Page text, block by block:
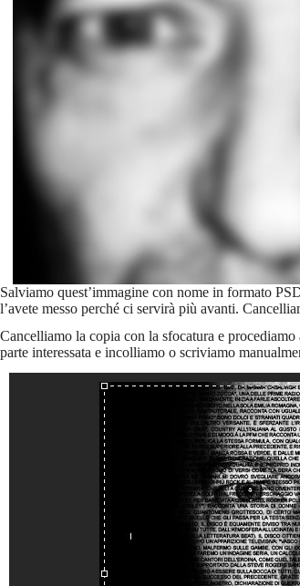
Salviamo quest’immagine con nome in formato
l’avete messo perché ci servirà più avanti.
Cancelliamo la copia con la sfocatura e procediamo
parte interessata e incolliamo o scriviamo